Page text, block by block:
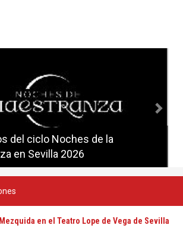
del ciclo Noches de la
en Sevilla 2026
del ciclo Candlelight en
en el Teatro Lope de Vega de Sevilla